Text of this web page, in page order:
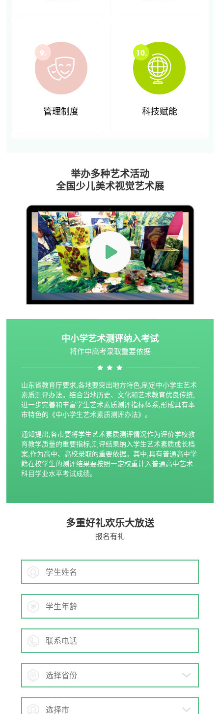
9.
管理制度
10.
科技赋能
灵感在线
举办多种艺术活动
全国少儿美术视觉艺术展
中小学艺术测评纳入考试
将作中高考录取重要依据
山东省教育厅要求,各地要突出地方特色,制定中小学生艺术
素质测评办法。结合当地历史、文化和艺术教育优良传统,
进一步完善和丰富学生艺术素质测评指标体系,形成具有本
市特色的《中小学生艺术素质测评办法》。
通知提出,各市要将学生艺术素质测评情况作为评价学校教
育教学质量的重要指标,测评结果纳入学生艺术素质成长档
案,作为高中、高校录取的重要依据。其中,具有普通高中学
籍在校学生的测评结果要按照一定权重计入普通高中艺术
科目学业水平考试成绩。
多重好礼欢乐大放送
报名有礼